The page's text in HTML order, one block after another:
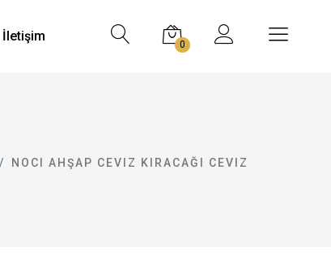
İletişim
0
NOCI AHŞAP CEVIZ KIRACAĞI CEVIZ